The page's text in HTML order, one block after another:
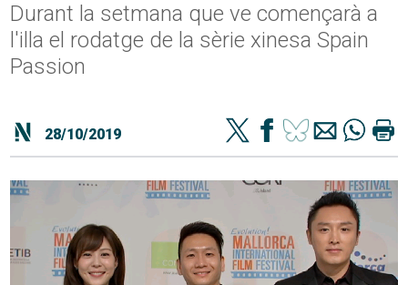
Durant la setmana que ve començarà a
l'illa el rodatge de la sèrie xinesa Spain
Passion
28/10/2019